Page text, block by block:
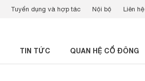
Tuyển dụng và hợp tác Nội bộ Liên hệ
TIN TỨC QUAN HỆ CỔ ĐÔNG